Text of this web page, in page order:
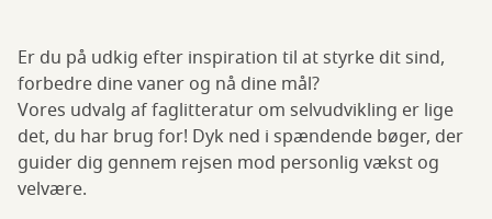
Er du på udkig efter inspiration til at styrke dit sind,
forbedre dine vaner og nå dine mål?
Vores udvalg af faglitteratur om selvudvikling er lige
det, du har brug for! Dyk ned i spændende bøger, der
guider dig gennem rejsen mod personlig vækst og
velvære.